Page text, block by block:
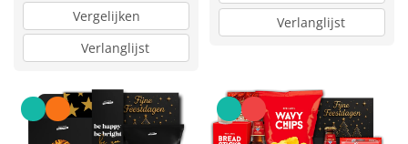
Vergelijken
Verlanglijst
Verlanglijst